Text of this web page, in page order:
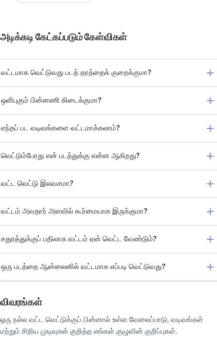
அடிக்கடி கேட்கப்படும் கேள்விகள்
வட்டமாக வெட்டுவது படத் தரத்தைக் குறைக்குமா?
ஒளிபுகும் பின்னணி கிடைக்குமா?
எந்தப் பட வடிவங்களை வட்டமாக்கலாம்?
வெட்டும்போது என் படத்துக்கு என்ன ஆகிறது?
வட்ட வெட்டு இலவசமா?
வட்டம் அவதார் அளவில் கூர்மையாக இருக்குமா?
சதுரத்துக்குப் பதிலாக வட்டம் ஏன் வெட்ட வேண்டும்?
ஒரு படத்தை ஆன்லைனில் வட்டமாக எப்படி வெட்டுவது?
விவரங்கள்
ஒரு நல்ல வட்ட வெட்டுக்குப் பின்னால் உள்ள வேலைப்பாடு, வடிவங்கள்
மற்றும் சிறிய முடிவுகள் குறித்த எங்கள் குழுவின் குறிப்புகள்.